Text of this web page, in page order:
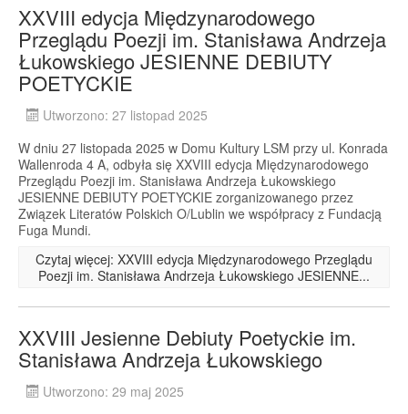
XXVIII edycja Międzynarodowego
Przeglądu Poezji im. Stanisława Andrzeja
Łukowskiego JESIENNE DEBIUTY
POETYCKIE
Utworzono: 27 listopad 2025
W dniu 27 listopada 2025 w Domu Kultury LSM przy ul. Konrada
Wallenroda 4 A, odbyła się XXVIII edycja Międzynarodowego
Przeglądu Poezji im. Stanisława Andrzeja Łukowskiego
JESIENNE DEBIUTY POETYCKIE zorganizowanego przez
Związek Literatów Polskich O/Lublin we współpracy z Fundacją
Fuga Mundi.
Czytaj więcej: XXVIII edycja Międzynarodowego Przeglądu
Poezji im. Stanisława Andrzeja Łukowskiego JESIENNE...
XXVIII Jesienne Debiuty Poetyckie im.
Stanisława Andrzeja Łukowskiego
Utworzono: 29 maj 2025